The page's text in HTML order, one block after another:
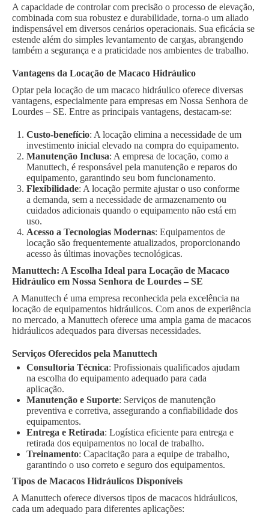
A capacidade de controlar com precisão o processo de elevação,
combinada com sua robustez e durabilidade, torna-o um aliado
indispensável em diversos cenários operacionais. Sua eficácia se
estende além do simples levantamento de cargas, abrangendo
também a segurança e a praticidade nos ambientes de trabalho.
Vantagens da Locação de Macaco Hidráulico
Optar pela locação de um macaco hidráulico oferece diversas
vantagens, especialmente para empresas em Nossa Senhora de
Lourdes – SE. Entre as principais vantagens, destacam-se:
Custo-benefício: A locação elimina a necessidade de um
investimento inicial elevado na compra do equipamento.
Manutenção Inclusa: A empresa de locação, como a
Manuttech, é responsável pela manutenção e reparos do
equipamento, garantindo seu bom funcionamento.
Flexibilidade: A locação permite ajustar o uso conforme
a demanda, sem a necessidade de armazenamento ou
cuidados adicionais quando o equipamento não está em
uso.
Acesso a Tecnologias Modernas: Equipamentos de
locação são frequentemente atualizados, proporcionando
acesso às últimas inovações tecnológicas.
Manuttech: A Escolha Ideal para Locação de Macaco
Hidráulico em Nossa Senhora de Lourdes – SE
A Manuttech é uma empresa reconhecida pela excelência na
locação de equipamentos hidráulicos. Com anos de experiência
no mercado, a Manuttech oferece uma ampla gama de macacos
hidráulicos adequados para diversas necessidades.
Serviços Oferecidos pela Manuttech
Consultoria Técnica: Profissionais qualificados ajudam
na escolha do equipamento adequado para cada
aplicação.
Manutenção e Suporte: Serviços de manutenção
preventiva e corretiva, assegurando a confiabilidade dos
equipamentos.
Entrega e Retirada: Logística eficiente para entrega e
retirada dos equipamentos no local de trabalho.
Treinamento: Capacitação para a equipe de trabalho,
garantindo o uso correto e seguro dos equipamentos.
Tipos de Macacos Hidráulicos Disponíveis
A Manuttech oferece diversos tipos de macacos hidráulicos,
cada um adequado para diferentes aplicações: